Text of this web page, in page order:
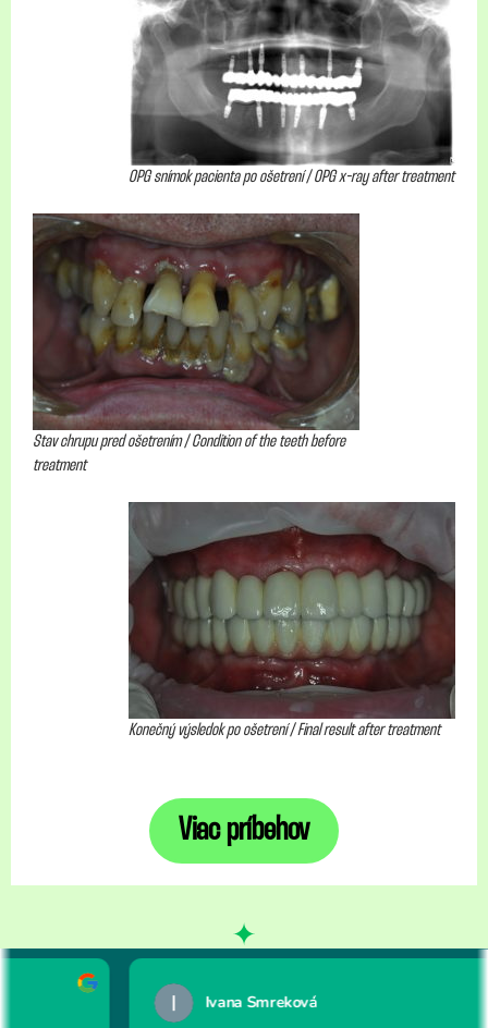
OPG snímok pacienta po ošetrení / OPG x-ray after treatment
Stav chrupu pred ošetrením / Condition of the teeth before
treatment
Konečný výsledok po ošetrení / Final result after treatment
Viac príbehov